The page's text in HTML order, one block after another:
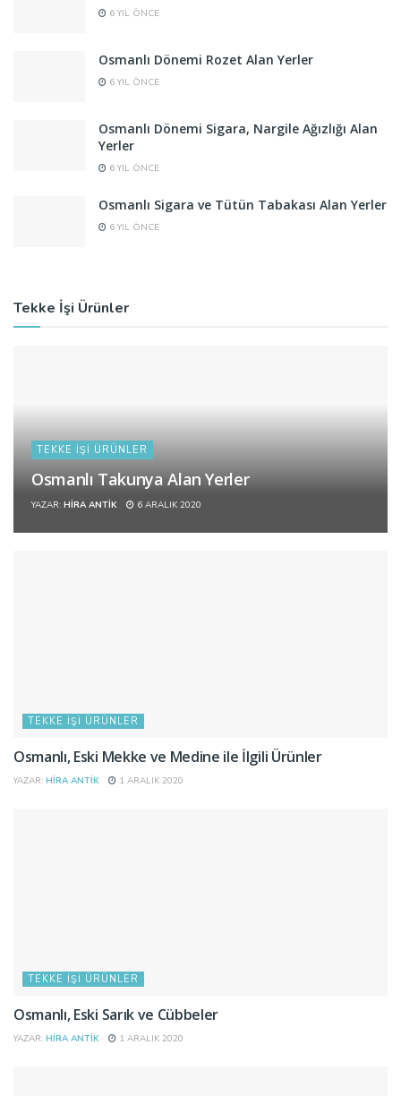
6 YIL ÖNCE
Osmanlı Dönemi Rozet Alan Yerler
6 YIL ÖNCE
Osmanlı Dönemi Sigara, Nargile Ağızlığı Alan
Yerler
6 YIL ÖNCE
Osmanlı Sigara ve Tütün Tabakası Alan Yerler
6 YIL ÖNCE
Tekke İşi Ürünler
TEKKE İŞI ÜRÜNLER
Osmanlı Takunya Alan Yerler
YAZAR: HIRA ANTIK 6 ARALIK 2020
TEKKE İŞI ÜRÜNLER
Osmanlı, Eski Mekke ve Medine ile İlgili Ürünler
YAZAR: HIRA ANTIK 1 ARALIK 2020
TEKKE İŞI ÜRÜNLER
Osmanlı, Eski Sarık ve Cübbeler
YAZAR: HIRA ANTIK 1 ARALIK 2020